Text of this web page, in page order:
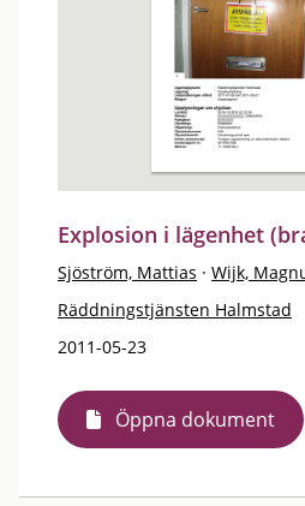
Explosion i lägenhet
Sjöström, Mattias · Wijk,
Räddningstjänsten Halmstad
2011-05-23
Öppna dokument